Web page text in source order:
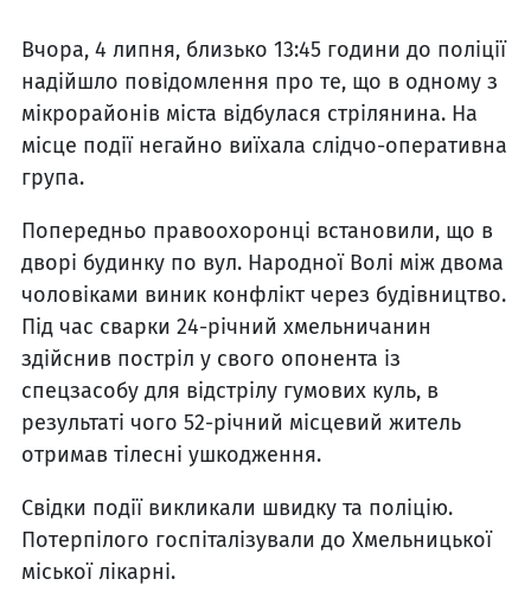
Вчора, 4 липня, близько 13:45 години до поліції
надійшло повідомлення про те, що в одному з
мікрорайонів міста відбулася стрілянина. На
місце події негайно виїхала слідчо-оперативна
група.
Попередньо правоохоронці встановили, що в
дворі будинку по вул. Народної Волі між двома
чоловіками виник конфлікт через будівництво.
Під час сварки 24-річний хмельничанин
здійснив постріл у свого опонента із
спецзасобу для відстрілу гумових куль, в
результаті чого 52-річний місцевий житель
отримав тілесні ушкодження.
Свідки події викликали швидку та поліцію.
Потерпілого госпіталізували до Хмельницької
міської лікарні.